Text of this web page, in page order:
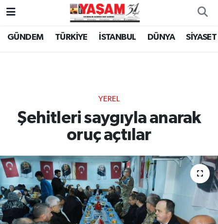
GÜNDEM TÜRKİYE İSTANBUL DÜNYA SİYASET
YEREL
Şehitleri saygıyla anarak
oruç açtılar